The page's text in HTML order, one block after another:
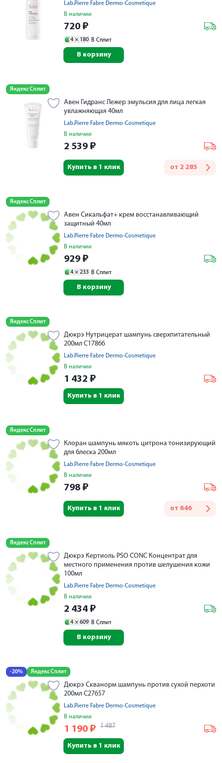
Lab.Pierre Fabre Dermo-Cosmetique
В наличии
720 ₽
4 × 180 В Сплит
В корзину
Яндекс Сплит
Авен Гидранс Лежер эмульсия для лица легкая
увлажняющая 40мл
Lab.Pierre Fabre Dermo-Cosmetique
В наличии
2 539 ₽
от 2 285
Купить в 1 клик
Яндекс Сплит
Авен Сикальфат+ крем восстанавливающий
защитный 40мл
Lab.Pierre Fabre Dermo-Cosmetique
В наличии
929 ₽
4 × 233 В Сплит
В корзину
Яндекс Сплит
Дюкрэ Нутрицерат шампунь сверхпитательный
200мл C17866
Lab.Pierre Fabre Dermo-Cosmetique
В наличии
1 432 ₽
Купить в 1 клик
Яндекс Сплит
Клоран шампунь мякоть цитрона тонизирующий
для блеска 200мл
Lab.Pierre Fabre Dermo-Cosmetique
В наличии
798 ₽
от 646
Купить в 1 клик
Яндекс Сплит
Дюкрэ Кертиоль PSO CONC Концентрат для
местного применения против шелушения кожи
100мл
Lab.Pierre Fabre Dermo-Cosmetique
В наличии
2 434 ₽
4 × 609 В Сплит
В корзину
-20% Яндекс Сплит
Дюкрэ Скванорм шампунь против сухой перхоти
200мл C27657
Lab.Pierre Fabre Dermo-Cosmetique
В наличии
1 190 ₽ 1 487
Купить в 1 клик